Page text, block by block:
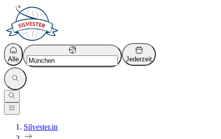
Alle Jederzeit
Silvester.in